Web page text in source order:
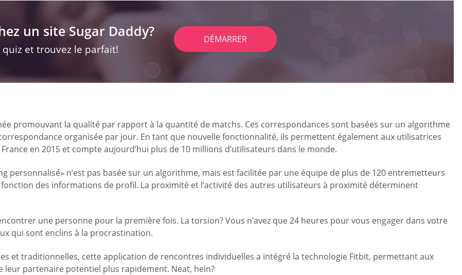
un site Sugar Daddy?
quiz et trouvez le parfait!
DÉMARRER
promouvant la qualité par rapport à la quantité de matchs. Ces correspondances sont basées sur un algorithme
organisée par jour. En tant que nouvelle fonctionnalité, ils permettent également aux utilisatrices
en 2015 et compte aujourd’hui plus de 10 millions d’utilisateurs dans le monde.
personnalisé» n’est pas basée sur un algorithme, mais est facilitée par une équipe de plus de 120 entremetteurs
des informations de profil. La proximité et l’activité des autres utilisateurs à proximité déterminent
une personne pour la première fois. La torsion? Vous n’avez que 24 heures pour vous engager dans votre
qui sont enclins à la procrastination.
et traditionnelles, cette application de rencontres individuelles a intégré la technologie Fitbit, permettant aux
partenaire potentiel plus rapidement. Neat, hein?